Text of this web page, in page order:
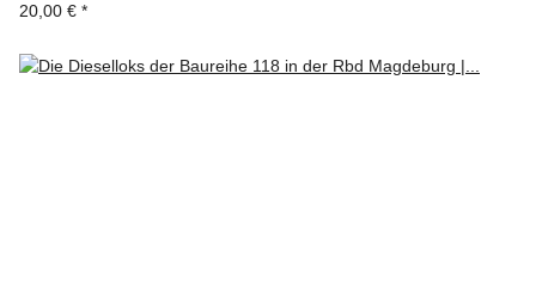
20,00 € *